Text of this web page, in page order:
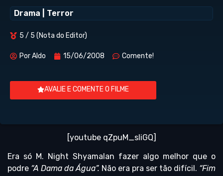
Drama Terror
5 / 5 (Nota do Editor)
PorAldo 15/06/2008 Comente!
AVALIE E COMENTE O FILME
[youtube qZpuM_sIiGQ]
Era só M. Night Shyamalan fazer algo melhor que o
podre “A Dama da Água”. Não era pra ser tão difícil. “Fim